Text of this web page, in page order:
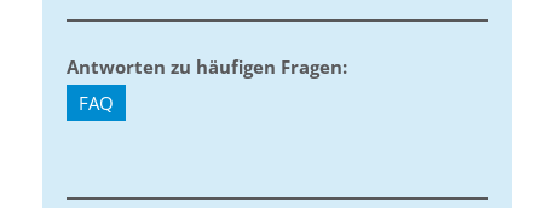
Antworten zu häufigen Fragen:
FAQ